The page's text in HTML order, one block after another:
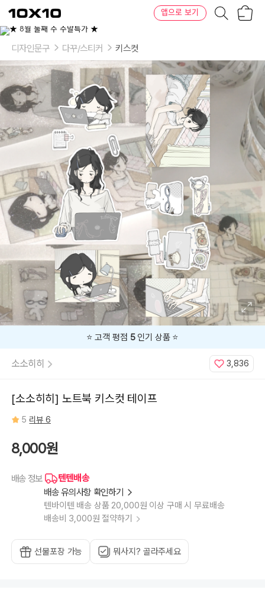
텐
바
텐
앱으로 보기
디자인문구 다꾸/스티커 키스컷
⭐️ 고객 평점 5인기 상품 ⭐️
소소히히 3,836
[소소히히] 노트북 키스컷 테이프
5 리뷰 6
8,000원
배송 정보
텐텐배송
배송 유의사항 확인하기
텐바이텐 배송 상품 20,000원 이상 구매 시 무료배송
배송비 3,000원 절약하기
선물포장 가능 뭐사지? 골라주세요